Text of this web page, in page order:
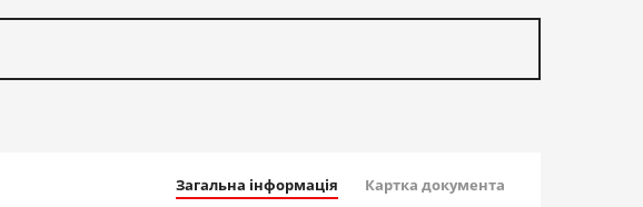
Загальна інформація Картка документа